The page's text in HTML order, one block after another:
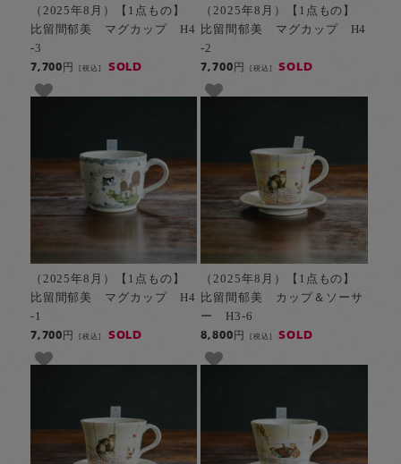
（2025年8月）【1点もの】
比留間郁美 マグカップ H4
-3
7,700円[税込] SOLD
（2025年8月）【1点もの】
比留間郁美 マグカップ H4
-2
7,700円 [税込] SOLD
（2025年8月）【1点もの】
比留間郁美 マグカップ H4
-1
7,700円[税込] SOLD
（2025年8月）【1点もの】
比留間郁美 カップ＆ソーサ
ー H3-6
8,800円 [税込] SOLD